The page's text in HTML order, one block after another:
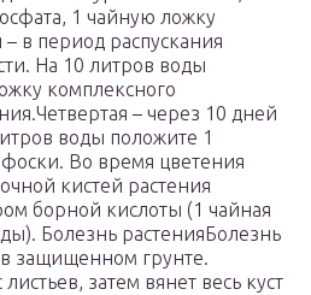
1 чайную ложку
в период распускания
На 10 литров воды
комплексного
– через 10 дней
воды положите 1
Во время цветения
кистей растения
борной кислоты (1 чайная
Болезнь растенияБолезнь
защищенном грунте.
затем вянет весь куст